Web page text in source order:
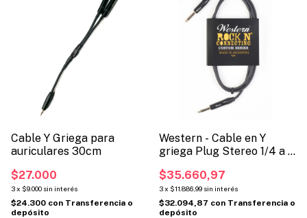
Cable Y Griega para
auriculares 30cm
$27.000
3x $9.000 sin interés
$24.300 con Transferencia o
depósito
Western - Cable en Y
griega Plug Stereo 1/4 a 2
TRS2P)
$35.660,97
3x $11.886,99 sin interés
$32.094,87 con Transferencia o
depósito